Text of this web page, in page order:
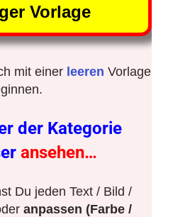
Vorlage
mit einer leeren Vorlage
der Kategorie
ansehen…
Du jeden Text / Bild /
anpassen (Farbe /